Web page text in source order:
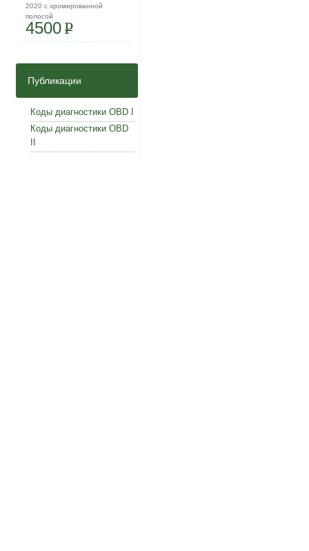
2020 с хромированной
полосой
4500P
Публикации
Коды диагностики OBD I
Коды диагностики OBD